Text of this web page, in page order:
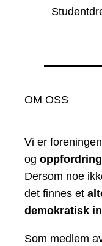
OM OSS
Vi er
og oppfordring
Dersom noe
det finnes et
demokratisk
Som medlem